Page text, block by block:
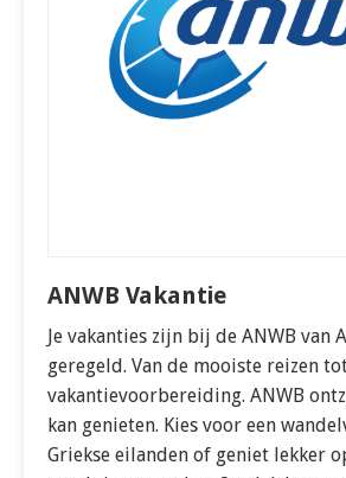
ANWB Vakantie
Je vakanties zijn bij de ANWB van
geregeld. Van de mooiste reizen
vakantievoorbereiding. ANWB
kan genieten. Kies voor een
Griekse eilanden of geniet lekker